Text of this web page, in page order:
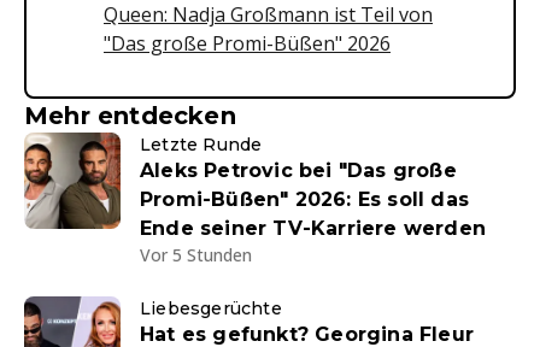
Queen: Nadja Großmann ist Teil von
"Das große Promi-Büßen" 2026
Mehr entdecken
Letzte Runde
Aleks Petrovic bei "Das große
Promi-Büßen" 2026: Es soll das
Ende seiner TV-Karriere werden
Vor 5 Stunden
Liebesgerüchte
Hat es gefunkt? Georgina Fleur